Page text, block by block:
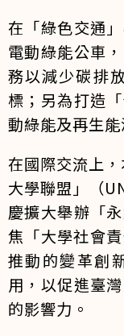
在「綠色交通
電動綠能公車
務以減少碳排
標；另為打造
動綠能及再生
在國際交流上
大學聯盟」（
慶擴大舉辦「
焦「大學社會
推動的變革創
用，以促進臺
的影響力。